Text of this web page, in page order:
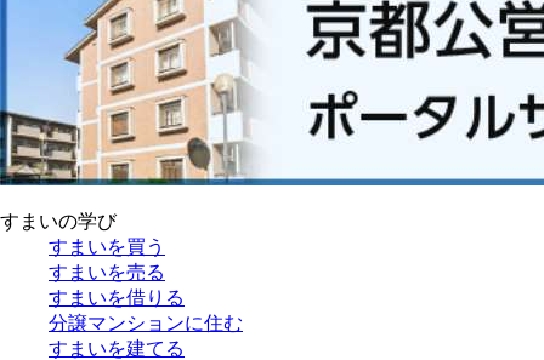
すまいの学び
すまいを買う
すまいを売る
すまいを借りる
分譲マンションに住む
すまいを建てる